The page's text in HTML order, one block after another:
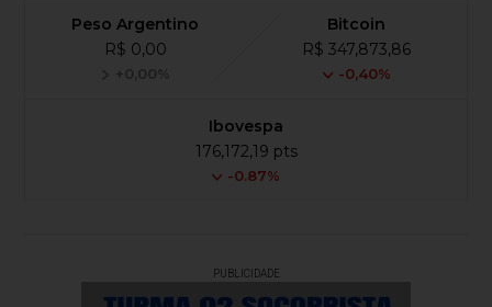
Peso Argentino
R$ 0,00
+0,00%
Bitcoin
R$ 347,873,86
-0,40%
Ibovespa
176,172,19 pts
-0.87%
PUBLICIDADE